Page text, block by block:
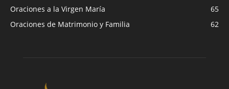
Oraciones a la Virgen María
65
Oraciones de Matrimonio y Familia
62